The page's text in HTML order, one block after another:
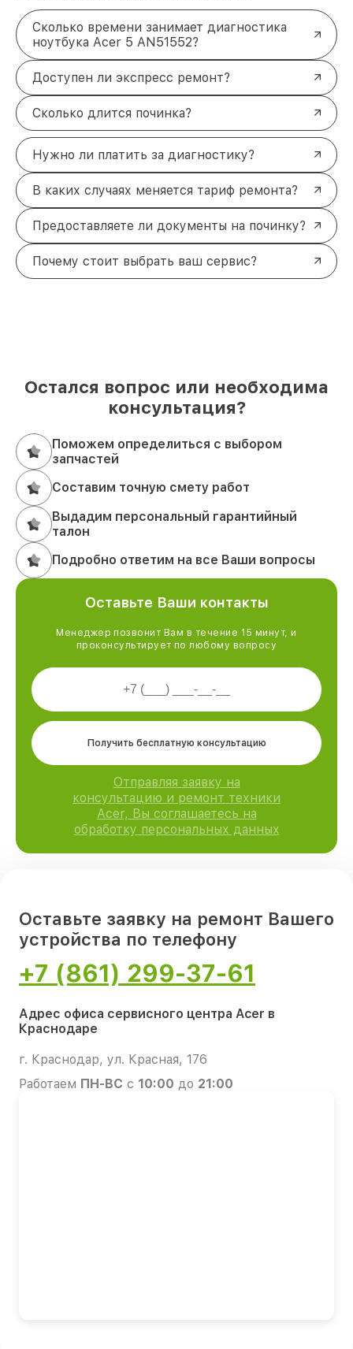
Сколько времени занимает диагностика
ноутбука Acer 5 AN51552?
Доступен ли экспресс ремонт?
Сколько длится починка?
Нужно ли платить за диагностику?
В каких случаях меняется тариф ремонта?
Предоставляете ли документы на починку?
Почему стоит выбрать ваш сервис?
Остался вопрос или необходима
консультация?
Поможем определиться с выбором
запчастей
Составим точную смету работ
Выдадим персональный гарантийный
талон
Подробно ответим на все Ваши вопросы
Оставьте Ваши контакты
Менеджер позвонит Вам в течение 15 минут, и
проконсультирует по любому вопросу
Получить бесплатную консультацию
Отправляя заявку на
консультацию и ремонт техники
Acer, Вы соглашаетесь на
обработку персональных данных
Оставьте заявку на ремонт Вашего
устройства по телефону
+7 (861) 299-37-61
Адрес офиса сервисного центра Acer в
Краснодаре
г. Краснодар, ул. Красная, 176
Работаем ПН-ВС с 10:00 до 21:00